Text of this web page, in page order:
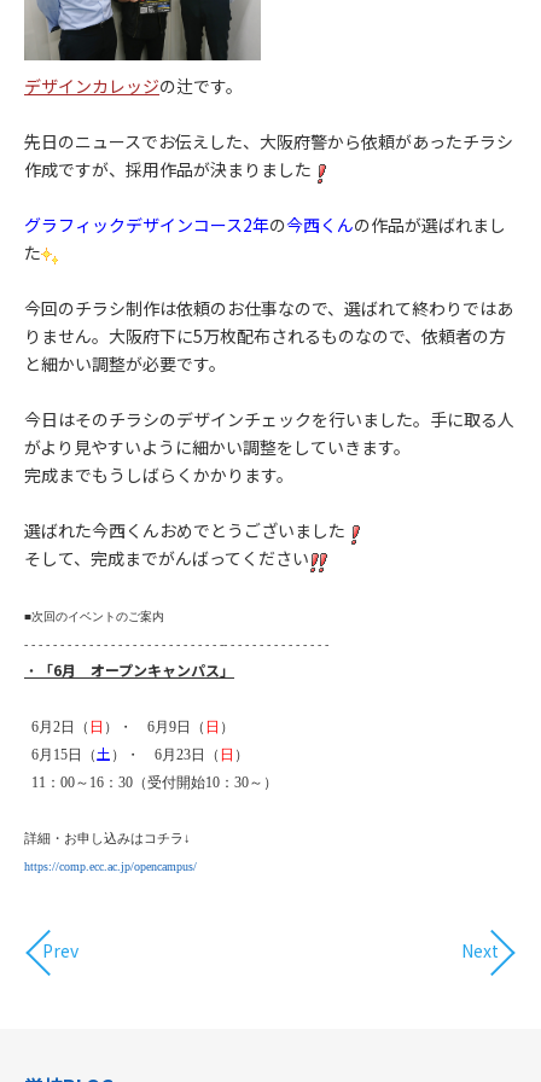
デザインカレッジの辻です。
先日のニュースでお伝えした、大阪府警から依頼があったチラシ
作成ですが、採用作品が決まりました
グラフィックデザインコース2年の今西くんの作品が選ばれまし
た
今回のチラシ制作は依頼のお仕事なので、選ばれて終わりではあ
りません。大阪府下に5万枚配布されるものなので、依頼者の方
と細かい調整が必要です。
今日はそのチラシのデザインチェックを行いました。手に取る人
がより見やすいように細かい調整をしていきます。
完成までもうしばらくかかります。
選ばれた今西くんおめでとうございました
そして、完成までがんばってください
■次回のイベントのご案内
- - - - - - - - - - - - - - - - - - - - - - - - - - - -- - - - - - - - - - - - - - -
・ 「6月 オープンキャンパス」
6月2日（ 日 ）・ 6月9日（ 日 ）
6月15日（土 ）・ 6月23日（ 日 ）
11：00～16：30（受付開始10：30～）
詳細・お申し込みはコチラ ↓
https://comp.ecc.ac.jp/opencampus/
Prev Next